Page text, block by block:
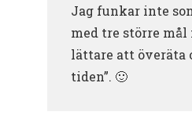
Jag funkar inte
med tre större mål
lättare att överäta
tiden”. 🙂